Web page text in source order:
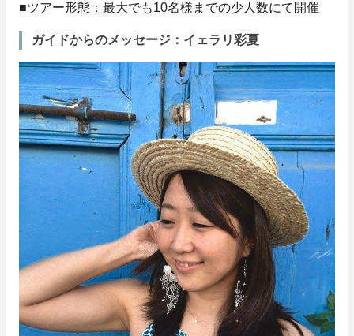
■ツアー形態：最大でも10名様までの少人数にて開催
ガイドからのメッセージ：イェラリ彩夏